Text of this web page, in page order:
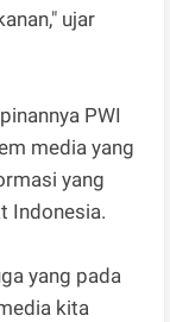
ujar
PWI
media yang
yang
Indonesia.
yang pada
kita